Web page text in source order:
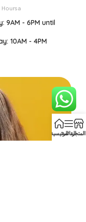
9AM - 6PM until
10AM - 4PM
المتجرالقائمةالرئيسية